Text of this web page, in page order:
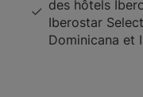
des hôtels
Iberostar
Dominicana et